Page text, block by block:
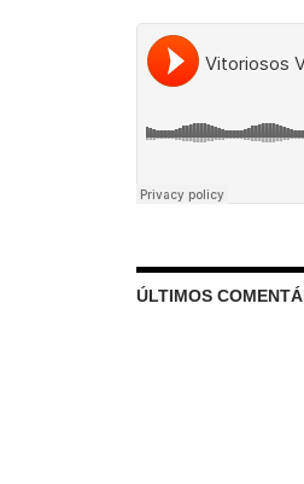
ÚLTIMOS